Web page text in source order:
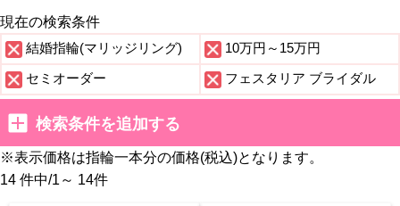
現在の検索条件
結婚指輪(マリッジリング) 10万円～15万円
セミオーダー フェスタリア ブライダル
検索条件を追加する
※表示価格は指輪一本分の価格(税込)となります。
14 件中/1～ 14件